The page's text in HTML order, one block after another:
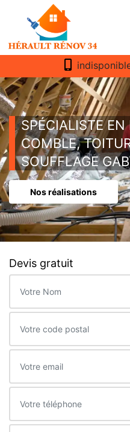
SPÉCIALISTE
COMBLE,
SOUFFLAGE
Nos réalisations
Devis gratuit